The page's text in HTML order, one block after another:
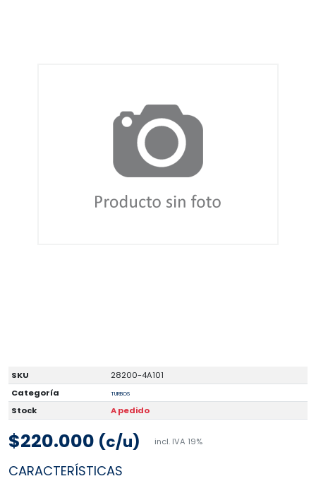
SKU
28200-4A101
Categoría
TURBOS
Stock A pedido
$220.000 (c/u) incl. IVA 19%
CARACTERÍSTICAS